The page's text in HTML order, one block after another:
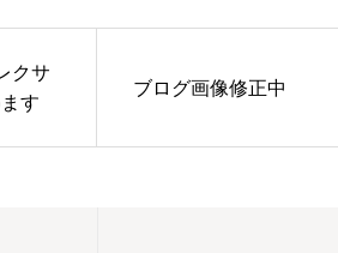
クサ
す
ブログ画像修正中